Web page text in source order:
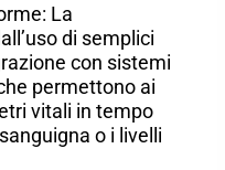
La
di semplici
con sistemi
permettono ai
vitali in tempo
o i livelli